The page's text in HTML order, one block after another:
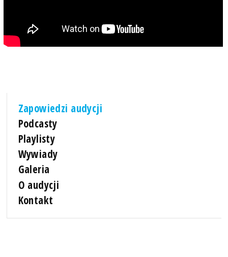
Zapowiedzi audycji
Podcasty
Playlisty
Wywiady
Galeria
O audycji
Kontakt